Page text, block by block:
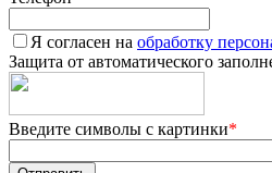
Я согласен на обработку
Защита от автоматического
Введите символы с картинки*